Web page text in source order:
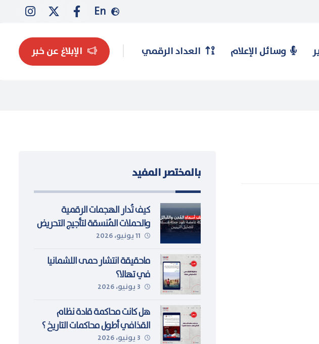
En
الإبلاغ عن خبر وسائل الإعلام العداد الرقمي
بالمختصر المفيد
كيف تُدار الهجمات الرقمية
والحملات المُنسقة لتأجيج التحريض
والكراهية ضد المُهاجرين وطالبي
11 يونيو، 2026
ماحقيقة انتشار حمى اللشمانيا
في تهالا؟
3 يونيو، 2026
هل كانت محاكمة قادة نظام
القذافي أطول محاكمات التاريخ ؟
3 يونيو، 2026